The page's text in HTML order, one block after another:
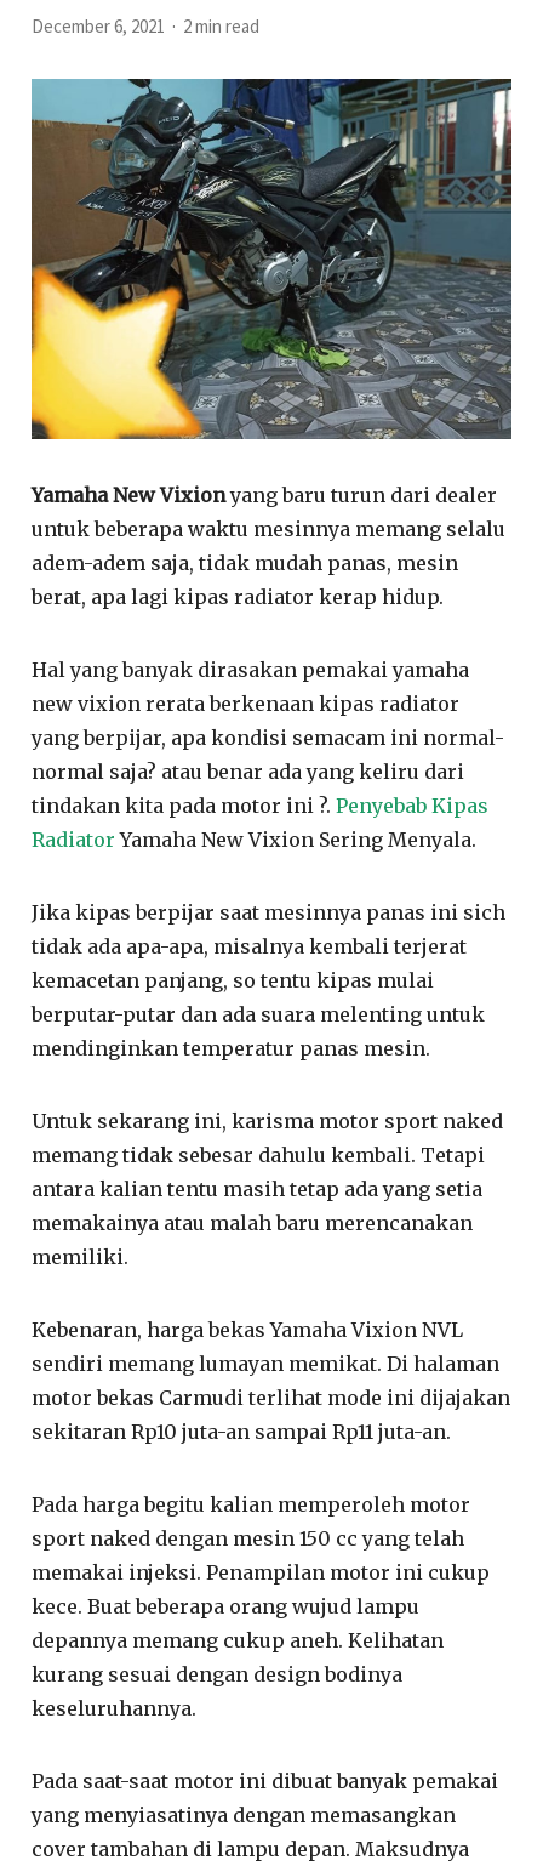
December 6, 2021 2 min read
Yamaha New Vixionyang baru turun dari dealer
untuk beberapa waktu mesinnya memang selalu
adem-adem saja, tidak mudah panas, mesin
berat, apa lagi kipas radiator kerap hidup.
Hal yang banyak dirasakan pemakai yamaha
new vixion rerata berkenaan kipas radiator
yang berpijar, apa kondisi semacam ini normal-
normal saja? atau benar ada yang keliru dari
tindakan kita pada motor ini ?.Penyebab Kipas
Radiator Yamaha New Vixion Sering Menyala.
Jika kipas berpijar saat mesinnya panas ini sich
tidak ada apa-apa, misalnya kembali terjerat
kemacetan panjang, so tentu kipas mulai
berputar-putar dan ada suara melenting untuk
mendinginkan temperatur panas mesin.
Untuk sekarang ini, karisma motor sport naked
memang tidak sebesar dahulu kembali. Tetapi
antara kalian tentu masih tetap ada yang setia
memakainya atau malah baru merencanakan
memiliki.
Kebenaran, harga bekas Yamaha Vixion NVL
sendiri memang lumayan memikat. Di halaman
motor bekas Carmudi terlihat mode ini dijajakan
sekitaran Rp10 juta-an sampai Rp11 juta-an.
Pada harga begitu kalian memperoleh motor
sport naked dengan mesin 150 cc yang telah
memakai injeksi. Penampilan motor ini cukup
kece. Buat beberapa orang wujud lampu
depannya memang cukup aneh. Kelihatan
kurang sesuai dengan design bodinya
keseluruhannya.
Pada saat-saat motor ini dibuat banyak pemakai
yang menyiasatinya dengan memasangkan
cover tambahan di lampu depan. Maksudnya